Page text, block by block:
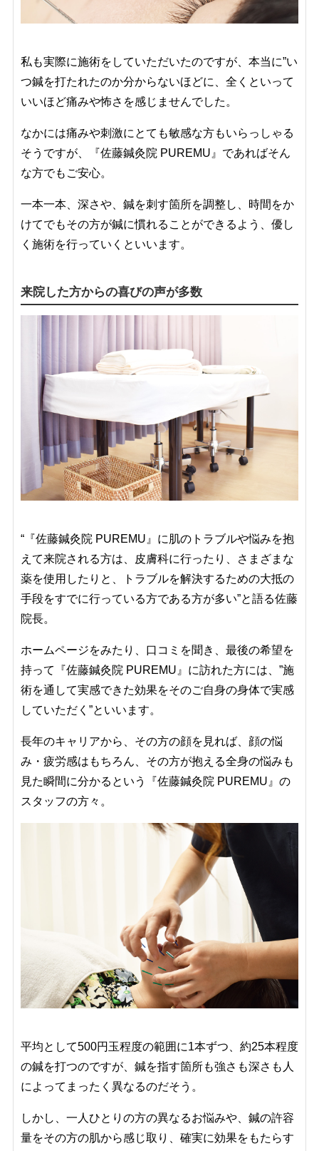
私も実際に施術をしていただいたのですが、本当に”い
つ鍼を打たれたのか分からないほどに、全くといって
いいほど痛みや怖さを感じませんでした。
なかには痛みや刺激にとても敏感な方もいらっしゃる
そうですが、『佐藤鍼灸院 PUREMU』であればそん
な方でもご安心。
一本一本、深さや、鍼を刺す箇所を調整し、時間をか
けてでもその方が鍼に慣れることができるよう、優し
く施術を行っていくといいます。
来院した方からの喜びの声が多数
“『佐藤鍼灸院 PUREMU』に肌のトラブルや悩みを抱
えて来院される方は、皮膚科に行ったり、さまざまな
薬を使用したりと、トラブルを解決するための大抵の
手段をすでに行っている方である方が多い”と語る佐藤
院長。
ホームページをみたり、口コミを聞き、最後の希望を
持って『佐藤鍼灸院 PUREMU』に訪れた方には、”施
術を通して実感できた効果をそのご自身の身体で実感
していただく”といいます。
長年のキャリアから、その方の顔を見れば、顔の悩
み・疲労感はもちろん、その方が抱える全身の悩みも
見た瞬間に分かるという『佐藤鍼灸院 PUREMU』の
スタッフの方々。
平均として500円玉程度の範囲に1本ずつ、約25本程度
の鍼を打つのですが、鍼を指す箇所も強さも深さも人
によってまったく異なるのだそう。
しかし、一人ひとりの方の異なるお悩みや、鍼の許容
量をその方の肌から感じ取り、確実に効果をもたらす